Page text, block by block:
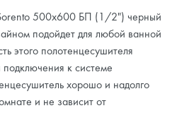
500x600 БП (1/2") черный
подойдет для любой ванной
этого полотенцесушителя
к системе
хорошо и надолго
и не зависит от